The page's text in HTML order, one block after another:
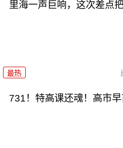
里海一声巨响，这次差点
最热
731！特高课还魂！高市